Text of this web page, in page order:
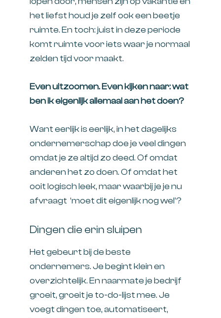
het liefst houd je zelf ook een beetje
ruimte. En toch: juist in deze periode
komt ruimte voor iets waar je normaal
zelden tijd voor maakt.
Even uitzoomen. Even kijken naar: wat
ben ik eigenlijk allemaal aan het doen?
Want eerlijk is eerlijk, in het dagelijks
ondernemerschap doe je veel dingen
omdat je ze altijd zo deed. Of omdat
anderen het zo doen. Of omdat het
ooit logisch leek, maar waarbij je je nu
afvraagt ‘moet dit eigenlijk nog wel’?
Dingen die erin sluipen
Het gebeurt bij de beste
ondernemers. Je begint klein en
overzichtelijk. En naarmate je bedrijf
groeit, groeit je to-do-lijst mee. Je
voegt dingen toe, automatiseert,